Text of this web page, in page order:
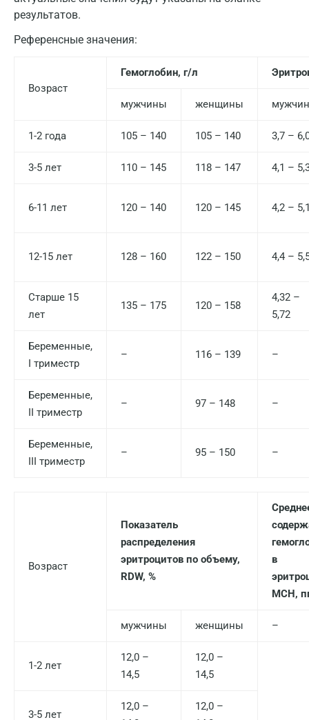
результатов.
Референсные значения:
Возраст
Гемоглобин, г/л
мужчины женщины
1-2 года 105 – 140 105 – 140 3,7 –
3-5 лет 110 – 145 118 – 147 4,1 –
6-11 лет 120 – 140 120 – 145 4,2 –
12-15 лет 128 – 160 122 – 150 4,4 –
Старше 15
лет
135 – 175 120 – 158
4,32 –
5,72
Беременные,
I триместр
– 116 – 139 –
Беременные,
II триместр
– 97 – 148 –
Беременные,
III триместр
– 95 – 150 –
Возраст
Показатель
распределения
эритроцитов по объему,
RDW, %
в
MCH,
мужчины женщины –
1-2 лет
12,0 –
14,5
12,0 –
14,5
3-5 лет
12,0 –
12,0 –